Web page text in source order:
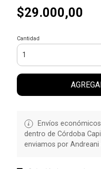
$29.000,00
Cantidad
Envíos
dentro de Córdoba
enviamos por Andreani